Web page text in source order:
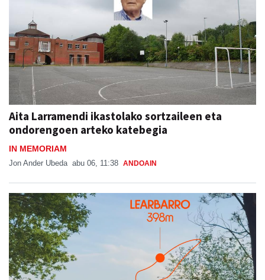
Aita Larramendi ikastolako sortzaileen eta
ondorengoen arteko katebegia
IN MEMORIAM
Jon Ander Ubeda abu 06, 11:38 ANDOAIN